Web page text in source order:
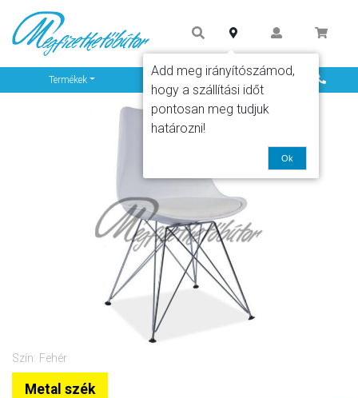
Termékek Info
Szín: Fehér
Metal szék
Add meg irányítószámod,
hogy a szállítási időt
pontosan meg tudjuk
határozni!
Ok